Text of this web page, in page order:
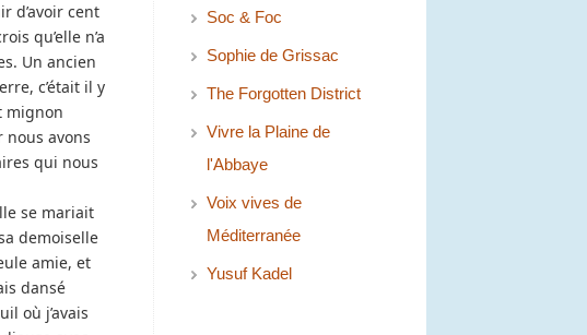
d’avoir cent
qu’elle n’a
Un ancien
c’était il y
mignon
nous avons
qui nous
se mariait
demoiselle
amie, et
dansé
où j’avais
Soc & Foc
Sophie de Grissac
The Forgotten District
Vivre la Plaine de
l'Abbaye
Voix vives de
Méditerranée
Yusuf Kadel